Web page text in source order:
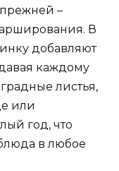
прежней –
В
добавляют
каждому
листья,
или
год, что
в любое